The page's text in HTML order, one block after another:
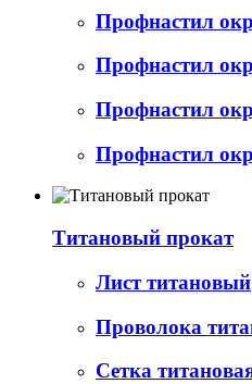
Профнастил
Профнастил
Профнастил
Профнастил
Титановый прокат
Лист титановый
Проволока
Сетка